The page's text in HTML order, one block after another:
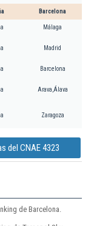
Barcelona
Málaga
Madrid
Barcelona
Arava,Álava
Zaragoza
del CNAE 4323
de Barcelona.